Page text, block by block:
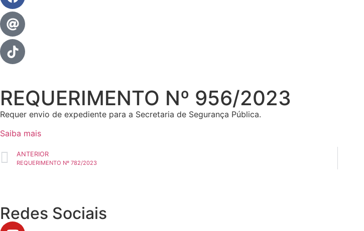
REQUERIMENTO Nº 956/2023
Requer envio de expediente para a Secretaria de Segurança Pública.
Saiba mais
ANTERIOR
REQUERIMENTO Nº 782/2023
Redes Sociais